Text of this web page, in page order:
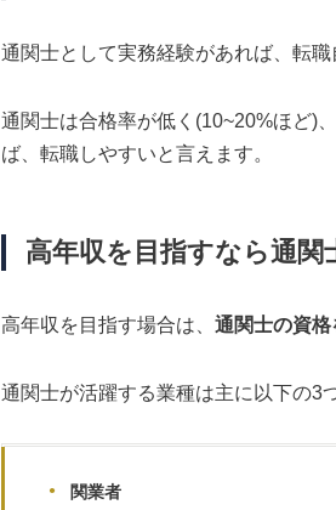
通関士として実務経験があれば、転職
通関士は合格率が低く(10~20%ほど)
ば、転職しやすいと言えます。
高年収を目指すなら通
高年収を目指す場合は、 通関士の資
通関士が活躍する業種は主に以下の3
関業者